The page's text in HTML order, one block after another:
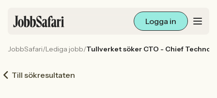
Logga in
Arbetsliv och karriär
JobbSafari/Lediga jobb/Tullverket söker CTO - Chief
Till sökresultaten